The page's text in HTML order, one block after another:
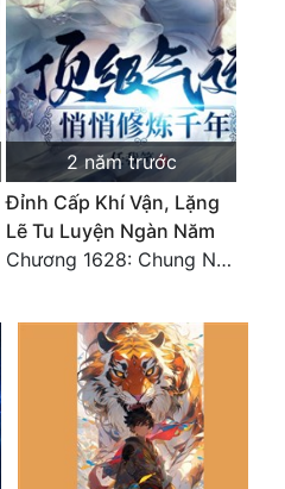
2 năm trước
Đỉnh Cấp Khí Vận, Lặng
Lẽ Tu Luyện Ngàn Năm
Chương 1628: Chung Nguyên Chí Cao (2)